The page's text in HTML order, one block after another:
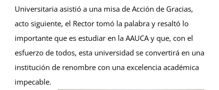
Universitaria asistió a una misa de Acción de Gracias,
acto siguiente, el Rector tomó la palabra y resaltó lo
importante que es estudiar en la AAUCA y que, con el
esfuerzo de todos, esta universidad se convertirá en una
institución de renombre con una excelencia académica
impecable.